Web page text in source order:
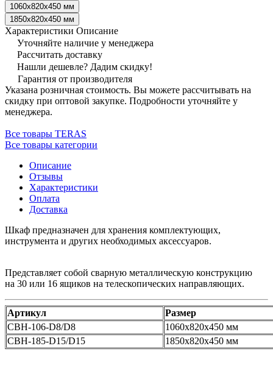
1060x820x450 мм
1850x820x450 мм
Характеристики Описание
Уточняйте наличие у менеджера
Рассчитать доставку
Нашли дешевле? Дадим скидку!
Гарантия от производителя
Указана розничная стоимость. Вы можете рассчитывать на
скидку при оптовой закупке. Подробности уточняйте у
менеджера.
Все товары TERAS
Все товары категории
Описание
Отзывы
Характеристики
Оплата
Доставка
Шкаф предназначен для хранения комплектующих,
инструмента и других необходимых аксессуаров.
Представляет собой сварную металлическую конструкцию
на 30 или 16 ящиков на телескопических направляющих.
Артикул
Размер
CBH-106-D8/D8
1060x820x450 мм
CBH-185-D15/D15
1850х820х450 мм